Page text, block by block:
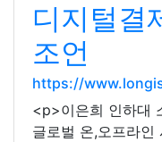
디지털결
조언
https://
<p>이은희 인하대
글로벌 온,오프라인